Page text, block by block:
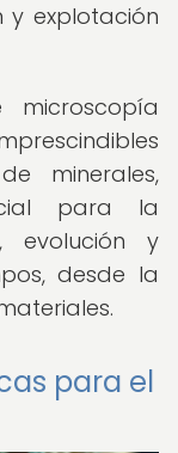
y explotación
minerales,
para la
evolución y
desde la
para el